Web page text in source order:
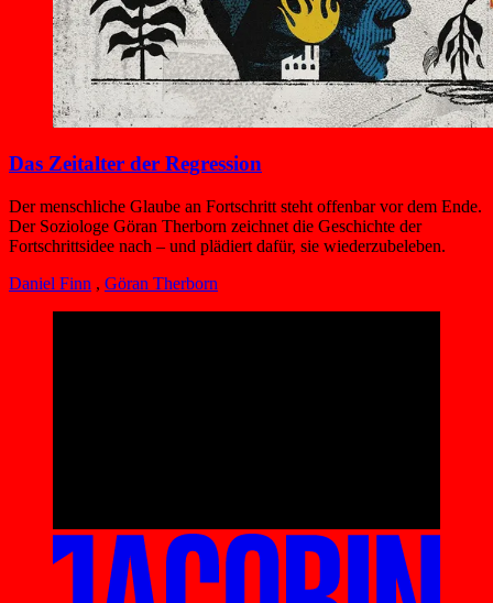
Das Zeitalter der Regression
Der menschliche Glaube an Fortschritt steht offenbar vor dem Ende.
Der Soziologe Göran Therborn zeichnet die Geschichte der
Fortschrittsidee nach – und plädiert dafür, sie wiederzubeleben.
Daniel Finn , Göran Therborn